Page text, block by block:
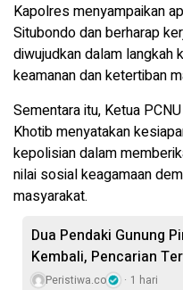
Kapolres menyampaikan
Situbondo dan berharap
diwujudkan dalam langkah
keamanan dan ketertiban
Sementara itu, Ketua
Khotib menyatakan
kepolisian dalam
nilai sosial keagamaan
masyarakat.
Dua Pendaki Gunung
Kembali, Pencarian
Peristiwa.co 1 hari